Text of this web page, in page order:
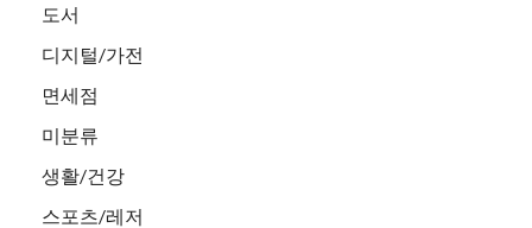
도서
디지털/가전
면세점
미분류
생활/건강
스포츠/레저